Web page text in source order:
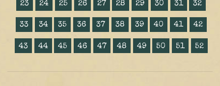
23 24 25 26 27 28 29 30 31 32
33 34 35 36 37 38 39 40 41 42
43 44 45 46 47 48 49 50 51 52